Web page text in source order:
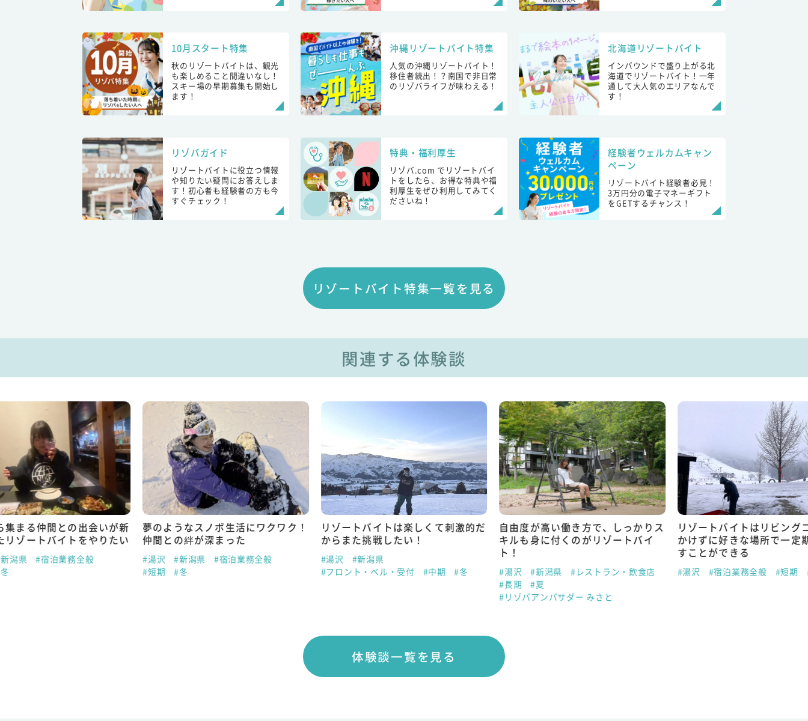
10月スタート特集
秋のリゾートバイトは、観光
も楽しめること間違いなし！
スキー場の早期募集も開始し
ます！
沖縄リゾートバイト特集
人気の沖縄リゾートバイト！
移住者続出！？南国で非日常
のリゾバライフが味わえる！
北海道リゾートバイト
インバウンドで盛り上がる北
海道でリゾートバイト！一年
通して大人気のエリアなんで
す！
リゾバガイド
リゾートバイトに役立つ情報
や知りたい疑問にお答えしま
す！初心者も経験者の方も今
すぐチェック！
特典・福利厚生
リゾバ.com でリゾートバイ
トをしたら、お得な特典や福
利厚生をぜひ利用してみてく
ださいね！
経験者ウェルカムキャン
ペーン
リゾートバイト経験者必見！
3万円分の電子マネーギフト
をGETするチャンス！
リゾートバイト特集一覧を見る
関連する体験談
集まる仲間との出会いが新
リゾートバイトをやりたい
潟県
#宿泊業務全般
夢のようなスノボ生活にワクワク！
仲間との絆が深まった
#湯沢 #新潟県
#宿泊業務全般
#短期
#冬
リゾートバイトは楽しくて刺激的だ
からまた挑戦したい！
#湯沢
#新潟県
#フロント・ベル・受付
#中期 #冬
自由度が高い働き方で、しっかりス
キルも身に付くのがリゾートバイ
ト！
#湯沢 #新潟県
#レストラン・飲食店
#長期
#夏
#リゾバアンバサダー みさと
リゾートバイトはリビング
かけずに好きな場所で一定
すことができる
#湯沢 #宿泊業務全般 #短期
体験談一覧を見る